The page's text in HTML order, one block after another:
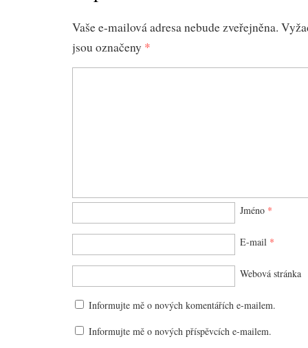
Vaše e-mailová adresa nebude zveřejněna.
jsou označeny *
Jméno *
E-mail *
Webová stránka
Informujte mě o nových komentářích e-mailem.
Informujte mě o nových příspěvcích e-mailem.